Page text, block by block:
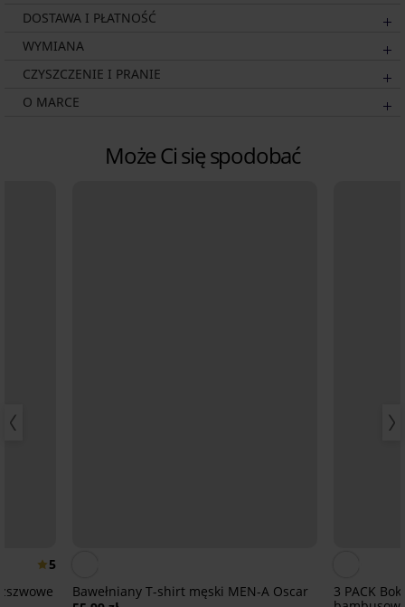
DOSTAWA I PŁATNOŚĆ
WYMIANA
CZYSZCZENIE I PRANIE
O MARCE
Może Ci się spodobać
5
Bawełniany T-shirt męski MEN-A Oscar
3 PACK